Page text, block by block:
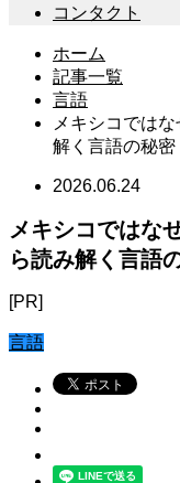
コンタクト
ホーム
記事一覧
言語
メキシコでは
解く言語の秘密
2026.06.24
メキシコではな
ら読み解く言語
[PR]
言語